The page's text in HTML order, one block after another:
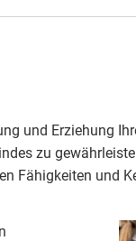
und Erziehung
zu
Fähigkeiten und